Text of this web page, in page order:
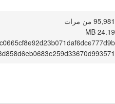
95,981 من مرات
24.19 MB